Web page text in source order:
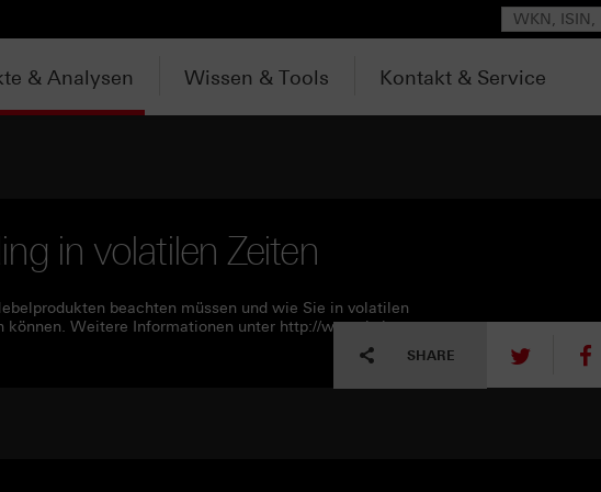
Suche
& Analysen Wissen & Tools Kontakt & Service
in volatilen Zeiten
beachten müssen und wie Sie in volatilen
Weitere Informationen unter http://www.hsbc-
SHARE tweet